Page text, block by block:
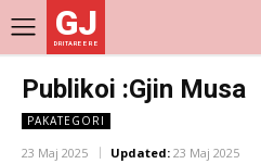
GJ
DRITARE E RE
Publikoi :Gjin Musa
PAKATEGORI
23 Maj 2025 Updated: 23 Maj 2025